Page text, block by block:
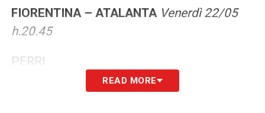
FIORENTINA – ATALANTA Venerdì 22/05
h.20.45
PERRI
VOTTA – PRESSATO
READ MORE